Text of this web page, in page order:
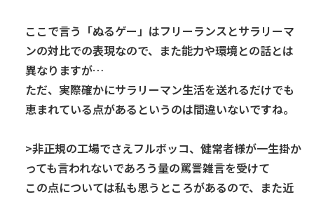
ここで言う「ぬるゲー」はフリーランスとサラリーマ
ンの対比での表現なので、また能力や環境との話とは
異なりますが…
ただ、実際確かにサラリーマン生活を送れるだけでも
恵まれている点があるというのは間違いないですね。
>非正規の工場でさえフルボッコ、健常者様が一生掛か
っても言われないであろう量の罵詈雑言を受けて
この点については私も思うところがあるので、また近